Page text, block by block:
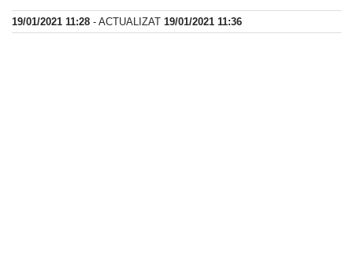
19/01/2021 11:28 - ACTUALIZAT 19/01/2021 11:36